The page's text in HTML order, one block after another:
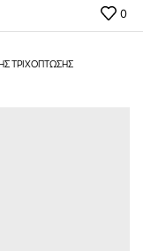
0
ΤΡΙΧΌΠΤΩΣΗΣ